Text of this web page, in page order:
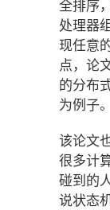
全排序
处理器
现任意
点，论
的分布
为例子。
该论文
很多计
碰到的
说状态